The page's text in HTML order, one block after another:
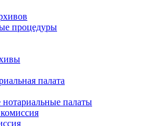
процедуры
палата
палаты